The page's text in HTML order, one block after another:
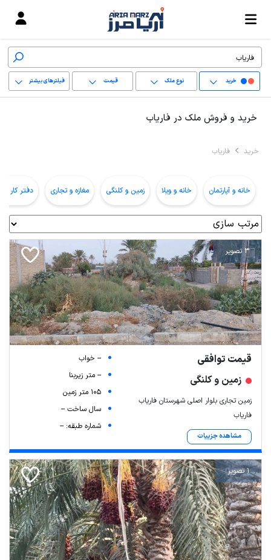
خرید نوع ملک قیمت فیلترهای بیشتر
خرید و فروش ملک در فاریاب
خرید فاریاب
خانه و آپارتمان خانه و ویلا زمین و کلنگی مغازه و تجاری دفتر کار و
3 تصویر
قیمت توافقی
زمین و کلنگی
زمین تجاری بلوار اصلی شهرستان فاریاب
فاریاب
مشاهده جزییات
-- خواب
-- متر زیربنا
105 متر زمین
سال ساخت --
شماره طبقه: --
1 تصویر